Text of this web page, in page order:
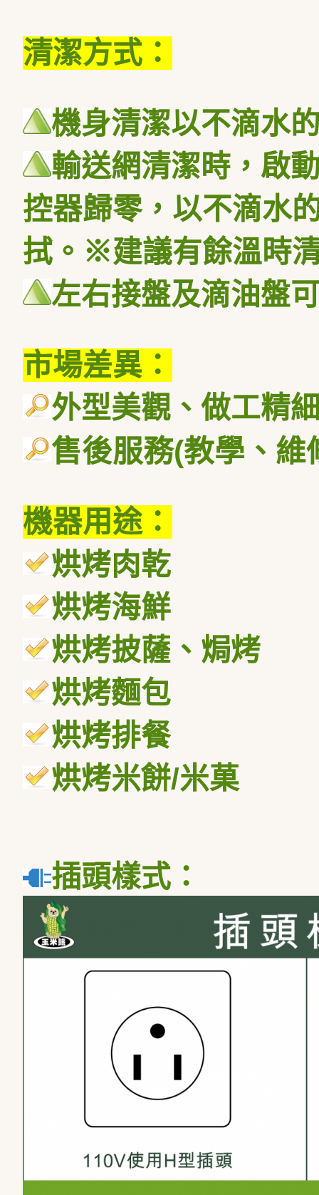
清潔方式：
機身清潔以不滴水
輸送網清潔時，啟
控器歸零，以不滴水
拭。※建議有餘溫時
左右接盤及滴油盤
市場差異：
外型美觀、做工精
售後服務(教學、維
機器用途：
烘烤肉乾
烘烤海鮮
烘烤披薩、焗烤
烘烤麵包
烘烤排餐
烘烤米餅/米菓
插頭樣式：